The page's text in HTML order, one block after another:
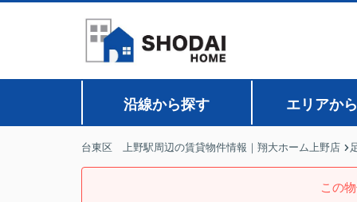
沿線から探す エリアか
台東区 上野駅周辺の賃貸物件情報｜翔大ホーム上野店
この